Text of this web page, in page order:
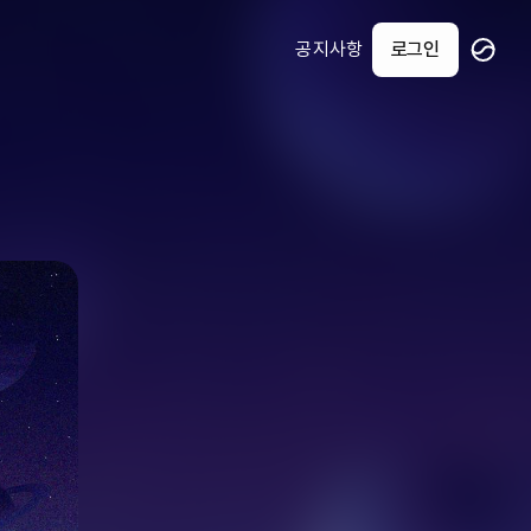
공지사항 로그인